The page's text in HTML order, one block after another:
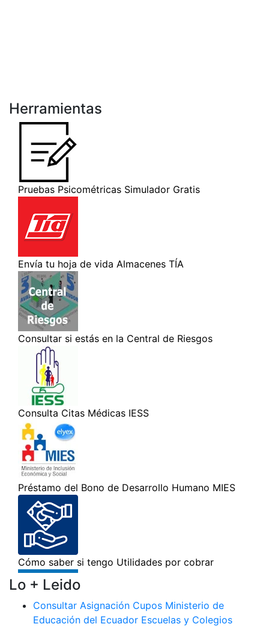
Herramientas
Lo + Leido
Consultar Asignación Cupos Ministerio de
Educación del Ecuador Escuelas y Colegios